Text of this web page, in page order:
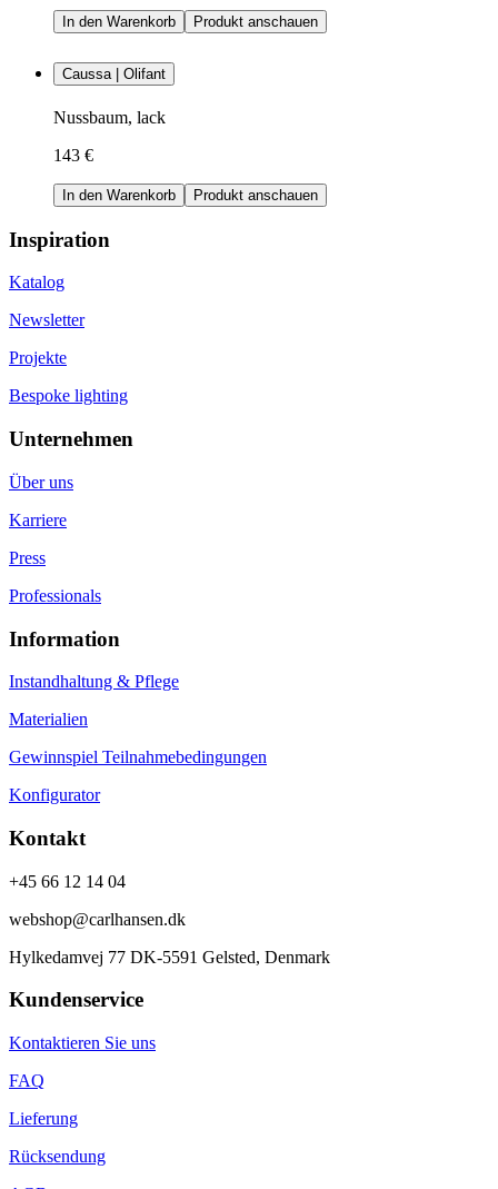
In den Warenkorb Produkt anschauen
Caussa | Olifant
Nussbaum, lack
143 €
In den Warenkorb Produkt anschauen
Inspiration
Katalog
Newsletter
Projekte
Bespoke lighting
Unternehmen
Über uns
Karriere
Press
Professionals
Information
Instandhaltung & Pflege
Materialien
Gewinnspiel Teilnahmebedingungen
Konfigurator
Kontakt
+45 66 12 14 04
webshop@carlhansen.dk
Hylkedamvej 77 DK-5591 Gelsted, Denmark
Kundenservice
Kontaktieren Sie uns
FAQ
Lieferung
Rücksendung